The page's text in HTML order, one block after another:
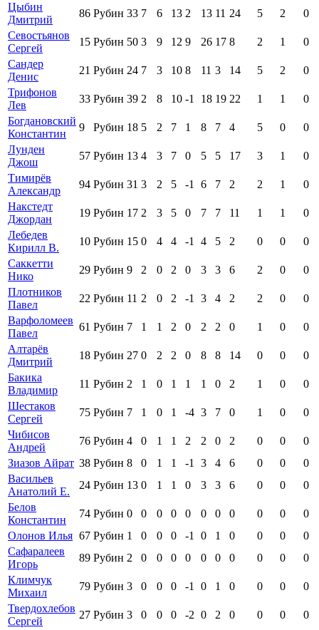
Цыбин
Дмитрий
86 Рубин 33 7 6 13 2 13 11 24 5 2
0
Севостьянов
Сергей
15 Рубин 50 3 9 12 9 26 17 8 2 1
0
Сандер
Денис
21 Рубин 24 7 3 10 8 11 3 14 5 2
0
Трифонов
Лев
33 Рубин 39 2 8 10 -1 18 19 22 1 1
0
Богдановский
Константин
9 Рубин 18 5 2 7 1 8 7 4 5 0
0
Лунден
Джош
57 Рубин 13 4 3 7 0 5 5 17 3 1
0
Тимирёв
Александр
94 Рубин 31 3 2 5 -1 6 7 2 2 1
0
Накстедт
Джордан
19 Рубин 17 2 3 5 0 7 7 11 1 1
0
Лебедев
Кирилл В.
10 Рубин 15 0 4 4 -1 4 5 2 0 0
0
Саккетти
Нико
29 Рубин 9 2 0 2 0 3 3 6 2 0
0
Плотников
Павел
22 Рубин 11 2 0 2 -1 3 4 2 2 0
0
Варфоломеев
Павел
61 Рубин 7 1 1 2 0 2 2 0 1 0
0
Алтарёв
Дмитрий
18 Рубин 27 0 2 2 0 8 8 14 0 0
0
Бакика
Владимир
11 Рубин 2 1 0 1 1 1 0 2 1 0
0
Шестаков
Сергей
75 Рубин 7 1 0 1 -4 3 7 0 1 0
0
Чибисов
Андрей
76 Рубин 4 0 1 1 2 2 0 2 0 0
0
Зиазов Айрат 38 Рубин 8 0 1 1 -1 3 4 6 0 0
0
Васильев
Анатолий Е.
24 Рубин 13 0 1 1 0 3 3 6 0 0
0
Белов
Константин
74 Рубин 0 0 0 0 0 0 0 0 0 0
0
Олонов Илья 67 Рубин 1 0 0 0 -1 0 1 0 0 0
0
Сафаралеев
Игорь
89 Рубин 2 0 0 0 0 0 0 0 0 0
0
Климчук
Михаил
79 Рубин 3 0 0 0 -1 0 1 0 0 0
0
Твердохлебов
Сергей
27 Рубин 3 0 0 0 -2 0 2 0 0 0
0